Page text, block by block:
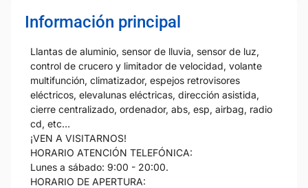
Información principal
Llantas de aluminio, sensor de lluvia, sensor de luz,
control de crucero y limitador de velocidad, volante
multifunción, climatizador, espejos retrovisores
eléctricos, elevalunas eléctricas, dirección asistida,
cierre centralizado, ordenador, abs, esp, airbag, radio
cd, etc…
¡VEN A VISITARNOS!
HORARIO ATENCIÓN TELEFÓNICA:
Lunes a sábado: 9:00 - 20:00.
HORARIO DE APERTURA: